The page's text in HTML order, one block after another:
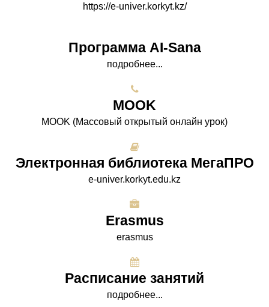
https://e-univer.korkyt.kz/
Программа AI-Sana
подробнее...
МООK
МООK (Массовый открытый онлайн урок)
Электронная библиотека МегаПРО
e-univer.korkyt.edu.kz
Erasmus
erasmus
Расписание занятий
подробнее...